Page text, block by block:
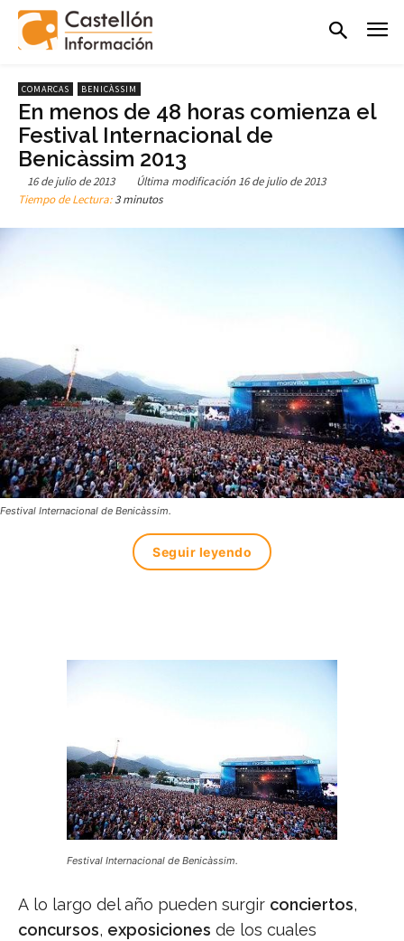
COMARCAS BENICÀSSIM
En menos de 48 horas comienza el
Festival Internacional de
Benicàssim 2013
16 de julio de 2013 Última modificación 16 de julio de 2013
Tiempo de Lectura:3 minutos
Festival Internacional de Benicàssim.
Seguir leyendo
Festival Internacional de Benicàssim.
A lo largo del año pueden surgir conciertos,
concursos, exposiciones de los cuales